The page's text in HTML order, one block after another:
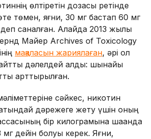
өлтіретін дозасы ретінде
өте төмен, яғни, 30 мг бастап 60 мг
деп саналған. Алайда 2013 жылы
Майер Archives of Toxicology
мақаласын жариялаған, әрі ол
дәлелдей алды: шынайы
арттырылған.
сәйкес, никотин
дәрежеге жету үшін оның
бір килограмына шаққанда
мг дейін болуы керек. Яғни,